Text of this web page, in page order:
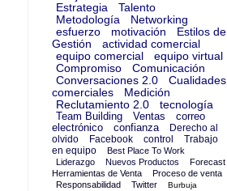
Estrategia
Talento
Metodología
Networking
esfuerzo
motivación
Estilos de
Gestión
actividad comercial
equipo comercial
equipo virtual
Compromiso
Comunicación
Conversaciones 2.0
Cualidades
comerciales
Medición
Reclutamiento 2.0
tecnología
Team Building Ventas
correo
electrónico
confianza
Derecho al
olvido
Facebook control
Trabajo
en equipo
Best Place To Work
Liderazgo
Nuevos Productos
Forecast
Herramientas de Venta
Proceso de venta
Responsabilidad
Twitter
Burbuja